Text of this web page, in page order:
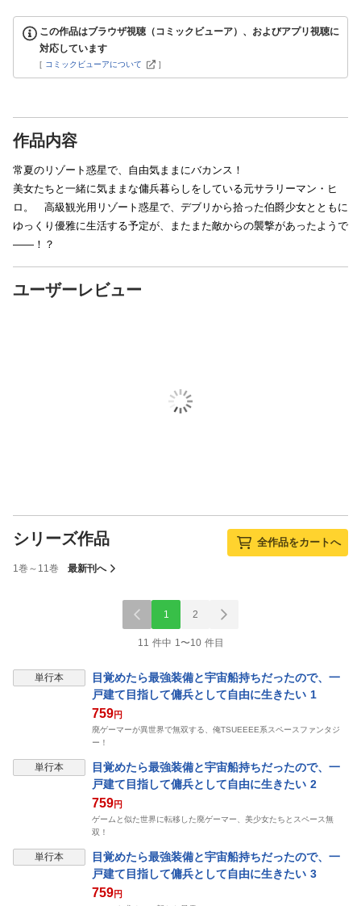
この作品はブラウザ視聴（コミックビューア）、およびアプリ視聴に
対応しています
[ コミックビューアについて ]
作品内容
常夏のリゾート惑星で、自由気ままにバカンス！
美女たちと一緒に気ままな傭兵暮らしをしている元サラリーマン・ヒ
ロ。 高級観光用リゾート惑星で、デブリから拾った伯爵少女とともに
ゆっくり優雅に生活する予定が、またまた敵からの襲撃があったようで
――！？
ユーザーレビュー
シリーズ作品 全作品をカートへ
1巻～11巻 最新刊へ
1 2
11 件中 1〜10 件目
単行本
目覚めたら最強装備と宇宙船持ちだったので、一
戸建て目指して傭兵として自由に生きたい 1
759円
廃ゲーマーが異世界で無双する、俺TSUEEEE系スペースファンタジ
ー！
単行本
目覚めたら最強装備と宇宙船持ちだったので、一
戸建て目指して傭兵として自由に生きたい 2
759円
ゲームと似た世界に転移した廃ゲーマー、美少女たちとスペース無
双！
単行本
目覚めたら最強装備と宇宙船持ちだったので、一
戸建て目指して傭兵として自由に生きたい 3
759円